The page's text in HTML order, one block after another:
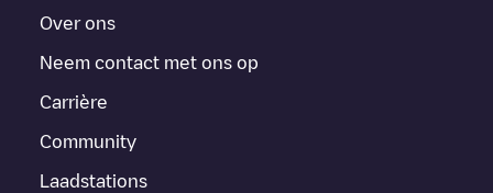
Over ons
Neem contact met ons op
Carrière
Community
Laadstations